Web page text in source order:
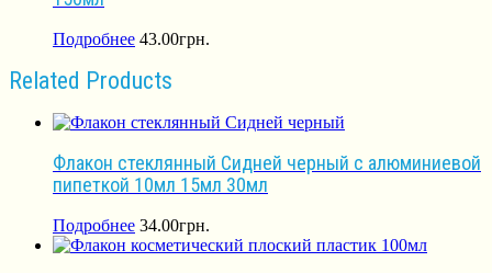
Подробнее 43.00грн.
Related Products
Флакон стеклянный Сидней черный с алюминиевой
пипеткой 10мл 15мл 30мл
Подробнее 34.00грн.